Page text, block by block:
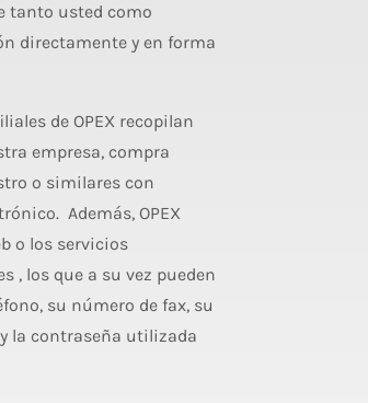
tanto usted como
directamente y en forma
de OPEX recopilan
empresa, compra
o similares con
Además, OPEX
o los servicios
, los que a su vez pueden
su número de fax, su
la contraseña utilizada